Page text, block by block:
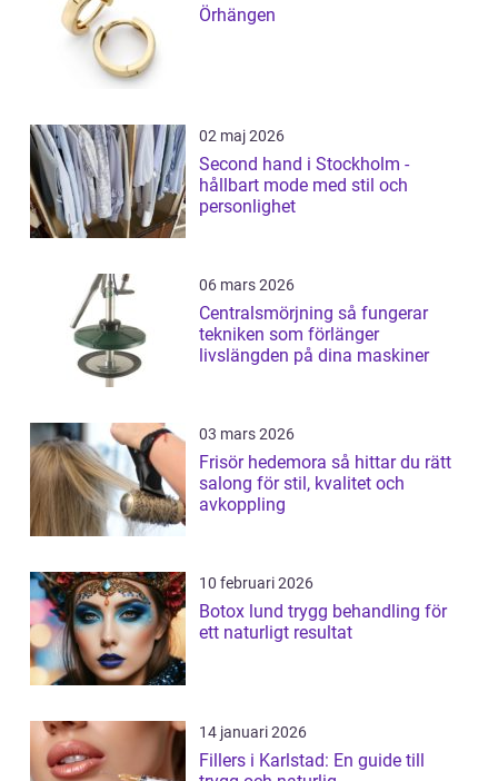
Örhängen
02 maj 2026
Second hand i Stockholm -
hållbart mode med stil och
personlighet
06 mars 2026
Centralsmörjning så fungerar
tekniken som förlänger
livslängden på dina maskiner
03 mars 2026
Frisör hedemora så hittar du rätt
salong för stil, kvalitet och
avkoppling
10 februari 2026
Botox lund trygg behandling för
ett naturligt resultat
14 januari 2026
Fillers i Karlstad: En guide till